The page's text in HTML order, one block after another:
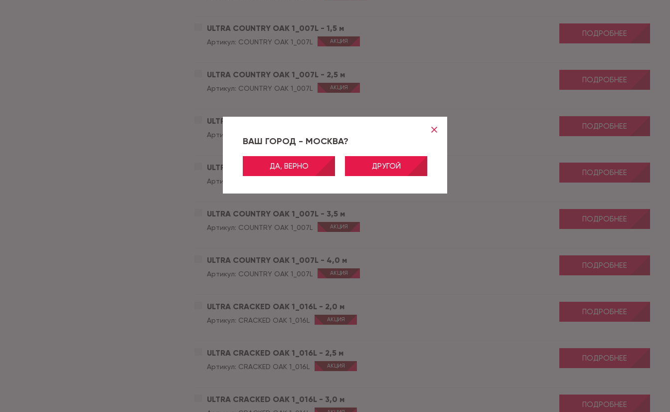
ВАШ ГОРОД - МОСКВА?
ДА, ВЕРНО ДРУГОЙ
ULTRA COUNTRY OAK 1_007L - 1,5 м
Артикул: COUNTRY OAK 1_007L АКЦИЯ
ПОДРОБНЕЕ
ULTRA COUNTRY OAK 1_007L - 2,5 м
Артикул: COUNTRY OAK 1_007L АКЦИЯ
ПОДРОБНЕЕ
ULTRA COUNTRY OAK 1_007L - 3,0 м
Артикул:
ПОДРОБНЕЕ
ULTRA COUNTRY OAK 1_007L - 3,15 м
Артикул:
ПОДРОБНЕЕ
ULTRA COUNTRY OAK 1_007L - 3,5 м
Артикул: COUNTRY OAK 1_007L АКЦИЯ
ПОДРОБНЕЕ
ULTRA COUNTRY OAK 1_007L - 4,0 м
Артикул: COUNTRY OAK 1_007L АКЦИЯ
ПОДРОБНЕЕ
ULTRA CRACKED OAK 1_016L - 2,0 м
Артикул: CRACKED OAK 1_016L АКЦИЯ
ПОДРОБНЕЕ
ULTRA CRACKED OAK 1_016L - 2,5 м
Артикул: CRACKED OAK 1_016L АКЦИЯ
ПОДРОБНЕЕ
ULTRA CRACKED OAK 1_016L - 3,0 м
ПОДРОБНЕЕ